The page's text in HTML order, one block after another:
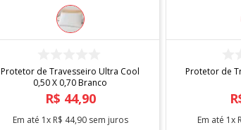
Protetor de Travesseiro Ultra Cool
0,50 X 0,70 Branco
R$ 44,90
Em até 1x R$ 44,90sem juros
Protetor de
Em até 1x